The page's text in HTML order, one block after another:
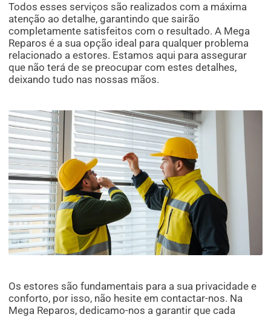
Todos esses serviços são realizados com a máxima
atenção ao detalhe, garantindo que sairão
completamente satisfeitos com o resultado. A Mega
Reparos é a sua opção ideal para qualquer problema
relacionado a estores. Estamos aqui para assegurar
que não terá de se preocupar com estes detalhes,
deixando tudo nas nossas mãos.
Os estores são fundamentais para a sua privacidade e
conforto, por isso, não hesite em contactar-nos. Na
Mega Reparos, dedicamo-nos a garantir que cada